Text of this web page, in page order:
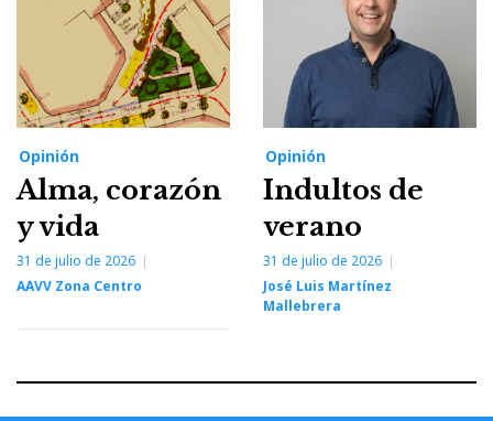
Opinión
Alma, corazón
y vida
31 de julio de 2026
AAVV Zona Centro
Opinión
Indultos de
verano
31 de julio de 2026
José Luis Martínez
Mallebrera